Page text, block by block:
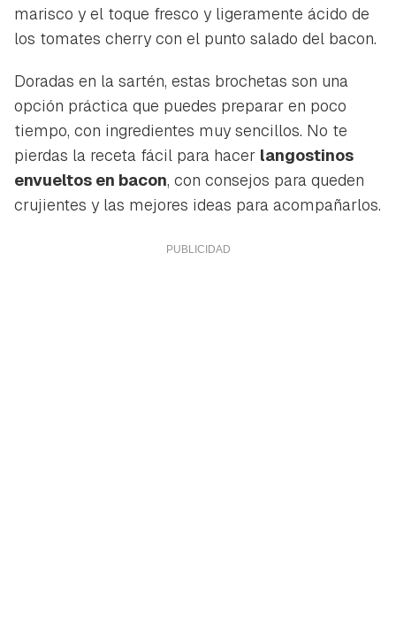
marisco y el toque fresco y ligeramente ácido de
los tomates cherry con el punto salado del bacon.
Doradas en la sartén, estas brochetas son una
opción práctica que puedes preparar en poco
tiempo, con ingredientes muy sencillos. No te
pierdas la receta fácil para hacer langostinos
envueltos en bacon, con consejos para queden
crujientes y las mejores ideas para acompañarlos.